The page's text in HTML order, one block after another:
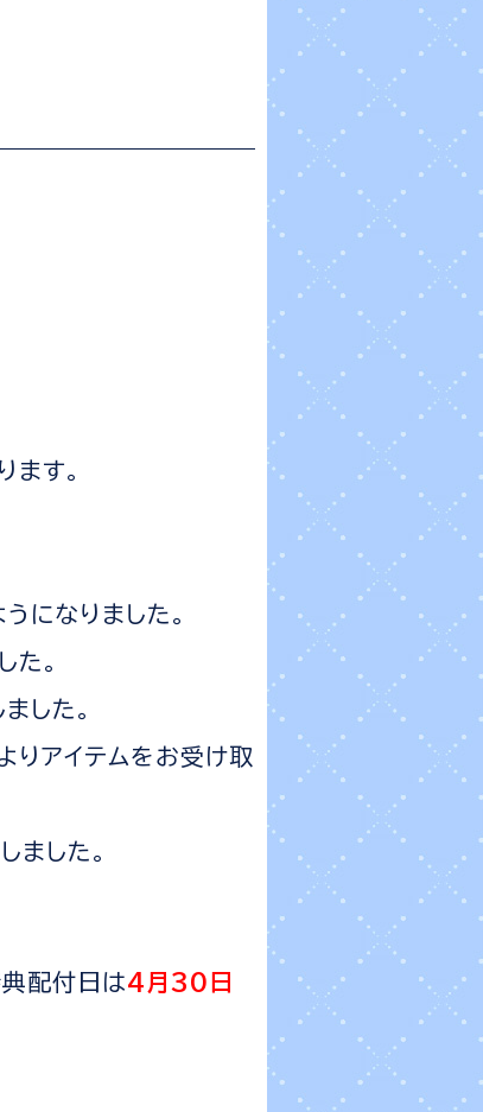
す。
になりました。
た。
した。
りアイテムをお受け取
ました。
配付日は4月30日